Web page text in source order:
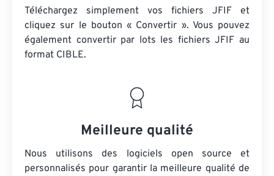
Téléchargez simplement vos fichiers JFIF et
cliquez sur le bouton « Convertir ». Vous pouvez
également convertir par lots les fichiers JFIF au
format CIBLE.
Meilleure qualité
Nous utilisons des logiciels open source et
personnalisés pour garantir la meilleure qualité de